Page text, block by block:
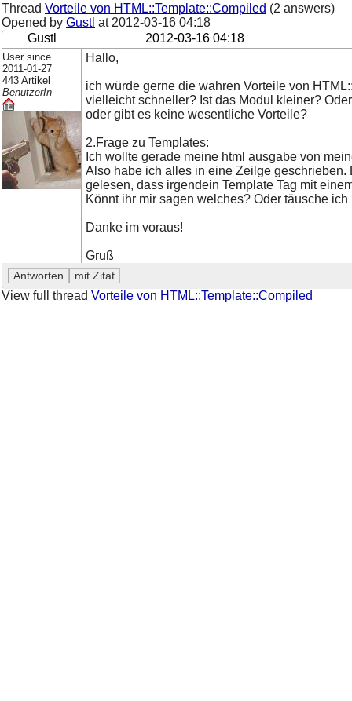
Thread Vorteile von HTML::Template::Compiled (2 answers)
Opened by Gustl at 2012-03-16 04:18
Gustl
2012-03-16 04:18
User since
2011-01-27
443 Artikel
BenutzerIn
Hallo,
ich würde gerne die wahren Vorteile von
vielleicht schneller? Ist das Modul kleiner?
oder gibt es keine wesentliche Vorteile?
2.Frage zu Templates:
Ich wollte gerade meine html ausgabe von
Also habe ich alles in eine Zeilge
gelesen, dass irgendein Template Tag mit
Könnt ihr mir sagen welches? Oder täusche ich
Danke im voraus!
Gruß
View full thread Vorteile von HTML::Template::Compiled